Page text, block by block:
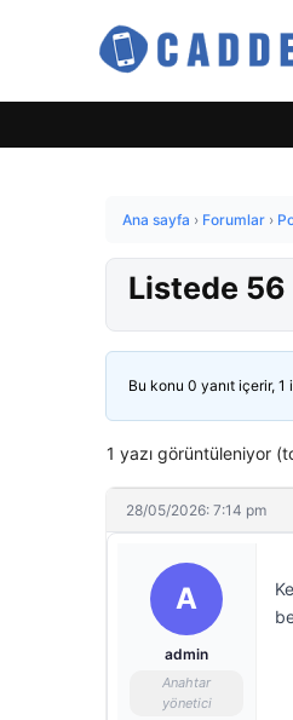
Ana sayfa › Forumlar ›
Listede 56
Bu konu 0 yanıt içerir,
1 yazı görüntüleniyor
28/05/2026: 7:14 pm
A
admin
Anahtar
yönetici